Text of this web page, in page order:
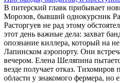
В питерский главк прибывает
Морозов, бывший однокурсник
Расторгуев не рад этому
этот день важные дела: захват
опознание киллера, который на
Лапинском аэропорту. Они
вечером. Елена Шеляпина
везде получает отказ. Тихомиров
области у знакомого фермера, но